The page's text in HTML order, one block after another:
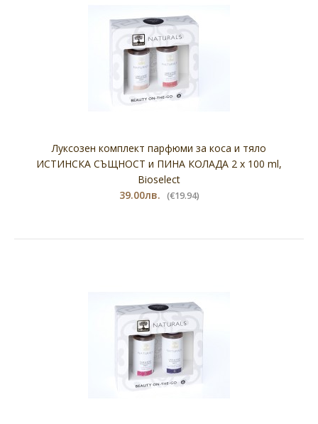
Луксозен комплект парфюми за коса и тяло
ИСТИНСКА СЪЩНОСТ и ПИНА КОЛАДА 2 х 100 ml,
Bioselect
39.00лв. (€19.94)